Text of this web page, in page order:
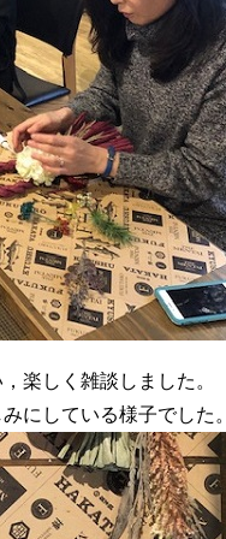
楽しく雑談しました。
にしている様子でした。